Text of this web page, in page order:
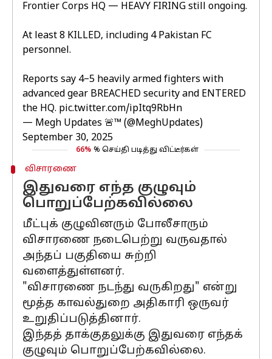
Frontier Corps HQ — HEAVY FIRING still ongoing.
At least 8 KILLED, including 4 Pakistan FC
personnel.
Reports say 4–5 heavily armed fighters with
advanced gear BREACHED security and ENTERED
the HQ. pic.twitter.com/ipItq9RbHn
— Megh Updates 🚨™ (@MeghUpdates)
September 30, 2025
66% % செய்தி படித்து விட்டீர்கள்
விசாரணை
இதுவரை எந்த குழுவும்
பொறுப்பேற்கவில்லை
மீட்புக் குழுவினரும் போலீசாரும்
விசாரணை நடைபெற்று வருவதால்
அந்தப் பகுதியை சுற்றி
வளைத்துள்ளனர்.
"விசாரணை நடந்து வருகிறது" என்று
மூத்த காவல்துறை அதிகாரி ஒருவர்
உறுதிப்படுத்தினார்.
இந்தத் தாக்குதலுக்கு இதுவரை எந்தக்
குழுவும் பொறுப்பேற்கவில்லை.